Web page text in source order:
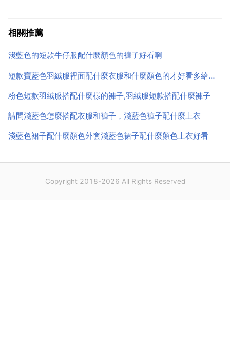
彩，但是黑色什麼色配上都不會出錯，比較保守。白色
相關推薦
淺藍色的短款牛仔服配什麼顏色的褲子好看啊
短款寶藍色羽絨服裡面配什麼衣服和什麼顏色的才好看多給給意見
粉色短款羽絨服搭配什麼樣的褲子,羽絨服短款搭配什麼褲子
請問淺藍色怎麼搭配衣服和褲子，淺藍色褲子配什麼上衣
淺藍色裙子配什麼顏色外套淺藍色裙子配什麼顏色上衣好看
Copyright 2018-2026 All Rights Reserved